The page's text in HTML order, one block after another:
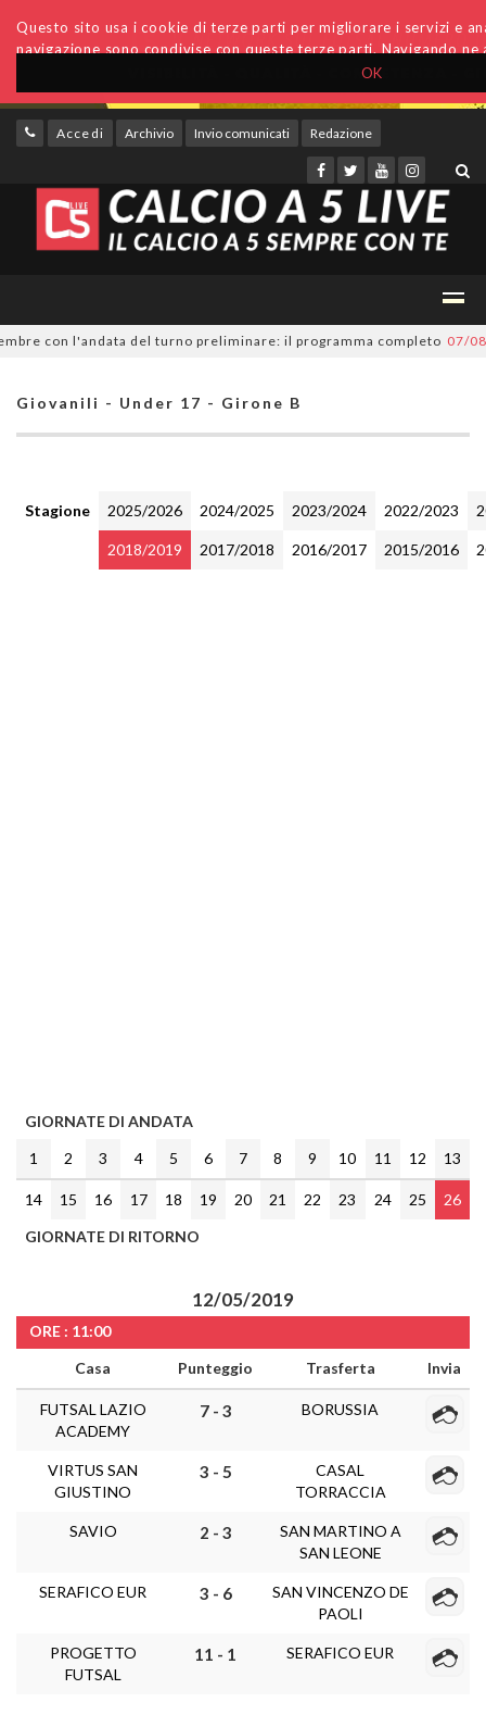
OK
Questo sito usa i cookie di terze parti per migliorare i servizi e
navigazione sono condivise con queste terze parti. Navigando
Accedi Archivio Invio comunicati Redazione
con l'andata del turno preliminare: il programma completo 07/08/
Giovanili - Under 17 - Girone B
Stagione 2025/2026 2024/2025 2023/2024 2022/2023
2018/2019 2017/2018 2016/2017 2015/2016
GIORNATE DI ANDATA
1
2 3 4 5 6 7 8 9 10 11 12 13
14 15 16 17 18 19 20 21 22 23 24 25
26
GIORNATE DI RITORNO
12/05/2019
ORE : 11:00
Casa
Punteggio Trasferta Invia
FUTSAL LAZIO
ACADEMY
7 - 3 BORUSSIA
VIRTUS SAN
GIUSTINO
3 - 5
CASAL
TORRACCIA
SAVIO 2 - 3
SAN MARTINO A
SAN LEONE
SERAFICO EUR 3 - 6
SAN VINCENZO DE
PAOLI
PROGETTO
FUTSAL
11 - 1 SERAFICO EUR